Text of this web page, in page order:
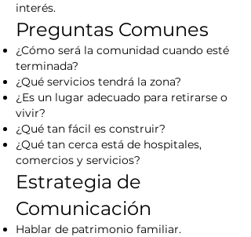
interés.
Preguntas Comunes
¿Cómo será la comunidad cuando esté
terminada?
¿Qué servicios tendrá la zona?
¿Es un lugar adecuado para retirarse o
vivir?
¿Qué tan fácil es construir?
¿Qué tan cerca está de hospitales,
comercios y servicios?
Estrategia de
Comunicación
Hablar de patrimonio familiar.